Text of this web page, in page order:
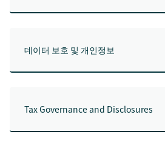
데이터 보호 및 개인정보
Tax Governance and Disclosures